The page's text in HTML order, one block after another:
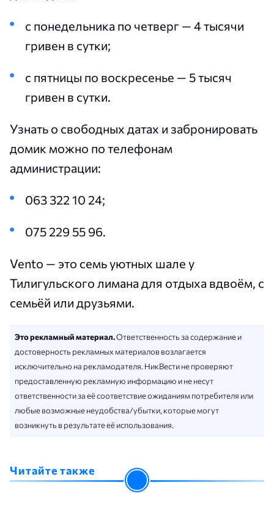
с понедельника по четверг — 4 тысячи
гривен в сутки;
с пятницы по воскресенье — 5 тысяч
гривен в сутки.
Узнать о свободных датах и забронировать
домик можно по телефонам
администрации:
063 322 10 24;
075 229 55 96.
Vento — это семь уютных шале у
Тилигульского лимана для отдыха вдвоём, с
семьёй или друзьями.
Это рекламный материал.Ответственность за содержание и
достоверность рекламных материалов возлагается
исключительно на рекламодателя. НикВести не проверяют
предоставленную рекламную информацию и не несут
ответственности за её соответствие ожиданиям потребителя или
любые возможные неудобства/убытки, которые могут
возникнуть в результате её использования.
Читайте также